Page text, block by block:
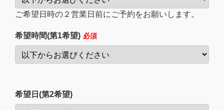
ご希望日時の２営業日前にご予約をお願いします。
希望時間(第1希望) 必須
希望日(第2希望)